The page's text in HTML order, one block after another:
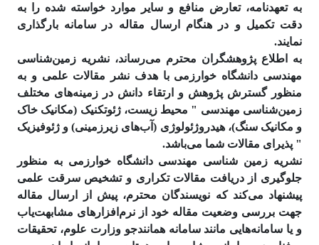
به تعهدنامه، تعارض منافع و سایر موارد خواسته شده را به
دقت تکمیل و در هنگام ارسال مقاله در سامانه بارگذاری
نمایند.
به اطلاع پژوهشگران محترم می‌رساند، نشریه زمین‌شناسی
مهندسی دانشگاه خوارزمی با هدف نشر مقالات علمی و به
منظور گسترش پژوهش و ارتقاء دانش در زمینه‌های مختلف
زمین‌شناسی مهندسی " محیط زیست، ژئوتکنیک (مکانیک خاک
و مکانیک سنگ)، هیدروژئولوژی (آب‌های زیرزمینی) و ژئوفیزیک
" پذیرای مقالات شما می‌باشد.
نشریه زمین شناسی مهندسی دانشگاه خوارزمی به منظور
جلوگیری از دریافت مقالات تکراری و تشخیص سرقت علمی
پیشنهاد می‌کند که نویسندگان محترم، پیش از ارسال مقاله
جهت بررسی وضعیت مقاله خود از نرم‌افزارهای مشابهت‌­یاب
و یا سامانه‌هایی مانند سامانه همانند‌جو وزارت علوم، تحقیقات